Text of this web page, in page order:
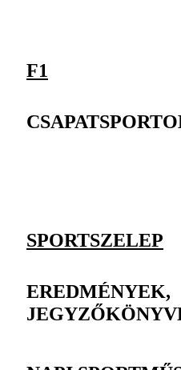
F1
SPORTSZELEP
EREDMÉNYEK,